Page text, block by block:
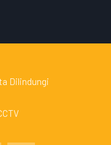
Dilindungi